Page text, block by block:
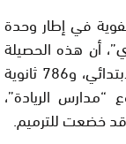
في إطار وحدة
أن هذه الحصيلة
تشمل 4628 مؤسسة للريادة في التعليم الابتدائي، و786 ثانوية
“مدارس الريادة”،
خضعت للترميم.